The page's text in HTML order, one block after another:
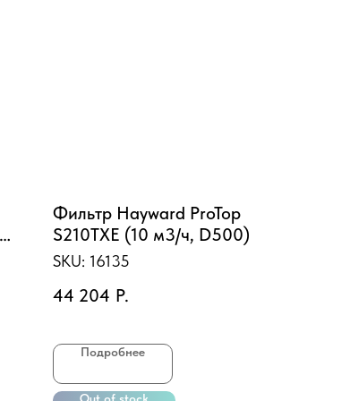
Фильтр Hayward ProTop
S210TХЕ (10 м3/ч, D500)
SKU: 16135
44 204 Р.
Подробнее